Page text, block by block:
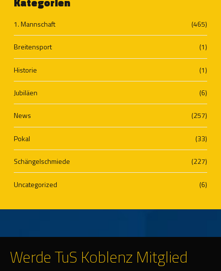
1. Mannschaft (465)
Breitensport (1)
Historie (1)
Jubiläen (6)
News (257)
Pokal (33)
Schängelschmiede (227)
Uncategorized (6)
Werde TuS Koblenz Mitglied